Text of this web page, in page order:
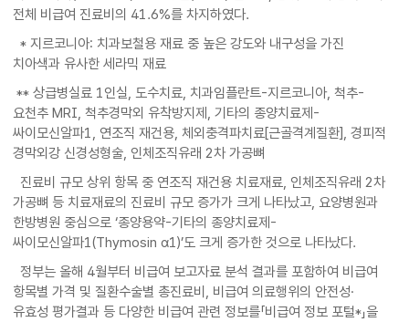
전체 비급여 진료비의 41.6%를 차지하였다.
* 지르코니아: 치과보철용 재료 중 높은 강도와 내구성을 가진
치아색과 유사한 세라믹 재료
** 상급병실료 1인실, 도수치료, 치과임플란트-지르코니아, 척추-
요천추 MRI, 척추경막외 유착방지제, 기타의 종양치료제-
싸이모신알파1, 연조직 재건용, 체외충격파치료[근골격계질환], 경피적
경막외강 신경성형술, 인체조직유래 2차 가공뼈
진료비 규모 상위 항목 중 연조직 재건용 치료재료, 인체조직유래 2차
가공뼈 등 치료재료의 진료비 규모 증가가 크게 나타났고, 요양병원과
한방병원 중심으로 ‘종양용약-기타의 종양치료제-
싸이모신알파1(Thymosin α1)’도 크게 증가한 것으로 나타났다.
정부는 올해 4월부터 비급여 보고자료 분석 결과를 포함하여 비급여
항목별 가격 및 질환수술별 총진료비, 비급여 의료행위의 안전성·
유효성 평가결과 등 다양한 비급여 관련 정보를「비급여 정보 포털*」을